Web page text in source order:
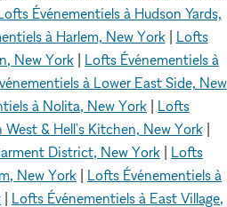
Événementiels à Hudson Yards,
à Harlem, New York| Lofts
New York
Lofts Événementiels à
à Lower East Side, New
à Nolita, New York
Lofts
& Hell's Kitchen, New York|
District, New York
Lofts
New York
Lofts Événementiels à
Lofts Événementiels à East Village,